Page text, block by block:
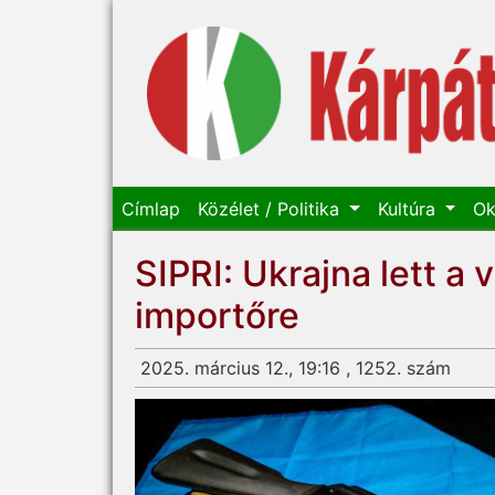
Címlap Közélet / Politika Kultúra
SIPRI: Ukrajna lett
importőre
2025. március 12., 19:16 , 1252. szám